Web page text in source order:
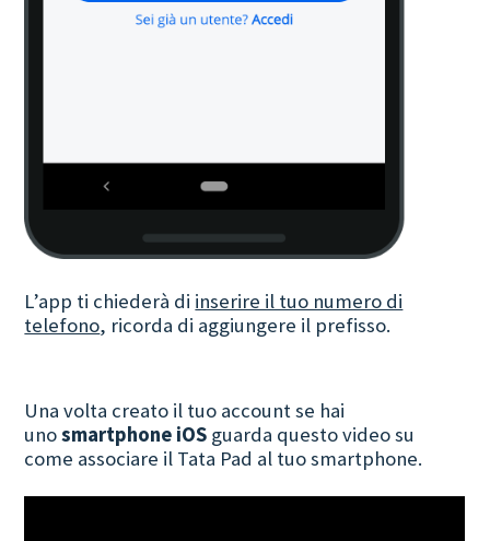
L’app ti chiederà di inserire il tuo numero di
telefono, ricorda di aggiungere il prefisso.
Una volta creato il tuo account se hai
unosmartphone iOS guarda questo video su
come associare il Tata Pad al tuo smartphone.